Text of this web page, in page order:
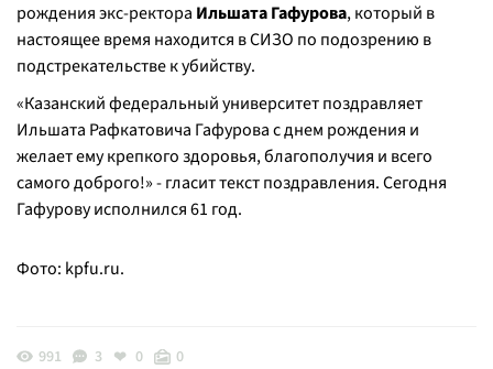
рождения экс-ректора Ильшата Гафурова, который в
настоящее время находится в СИЗО по подозрению в
подстрекательстве к убийству.
«Казанский федеральный университет поздравляет
Ильшата Рафкатовича Гафурова с днем рождения и
желает ему крепкого здоровья, благополучия и всего
самого доброго!» - гласит текст поздравления. Сегодня
Гафурову исполнился 61 год.
Фото: kpfu.ru.
991 3 0 0